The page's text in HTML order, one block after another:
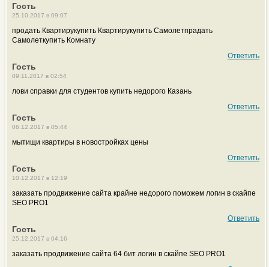
Гость
25.10.2017 в 09:07
продать Квартирукупить Квартирукупить Самолетпрадать
Самолеткупить Комнату
Ответить
Гость
09.11.2017 в 02:54
лови справки для студентов купить недорого Казань
Ответить
Гость
06.12.2017 в 05:44
мытищи квартиры в новостройках цены
Ответить
Гость
10.12.2017 в 12:19
заказать продвижение сайта крайне недорого поможем логин в скайпе
SEO PRO1
Ответить
Гость
25.12.2017 в 04:16
заказать продвижение сайта 64 бит логин в скайпе SEO PRO1